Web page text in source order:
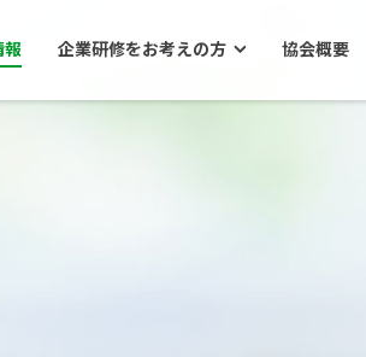
企業研修をお考えの方 協会概要